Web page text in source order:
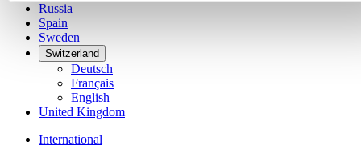
Russia
Spain
Sweden
Switzerland
Deutsch
Français
English
United Kingdom
International